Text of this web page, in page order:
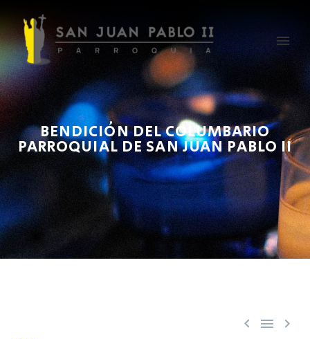
BENDICIÓN DEL COLUMBARIO
PARROQUIAL DE SAN JUAN PABLO II
  